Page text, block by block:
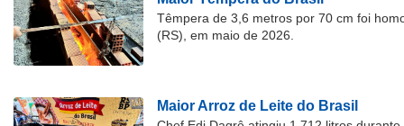
Têmpera de 3,6 metros por 70 cm foi
(RS), em maio de 2026.
Maior Arroz de Leite do Brasil